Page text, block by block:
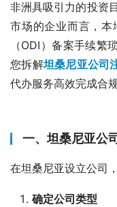
非洲具吸引力的投资
市场的企业而言，本
（ODI）备案手续繁
您拆解坦桑尼亚公司
代办服务高效完成合规
一、坦桑尼亚公
在坦桑尼亚设立公司
确定公司类型